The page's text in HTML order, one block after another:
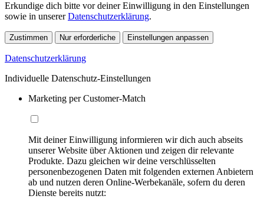
Erkundige dich bitte vor deiner Einwilligung in den Einstellungen
sowie in unsererDatenschutzerklärung.
Zustimmen Nur erforderliche Einstellungen anpassen
Datenschutzerklärung
Individuelle Datenschutz-Einstellungen
Marketing per Customer-Match
Mit deiner Einwilligung informieren wir dich auch abseits
unserer Website über Aktionen und zeigen dir relevante
Produkte. Dazu gleichen wir deine verschlüsselten
personenbezogenen Daten mit folgenden externen Anbietern
ab und nutzen deren Online-Werbekanäle, sofern du deren
Dienste bereits nutzt: